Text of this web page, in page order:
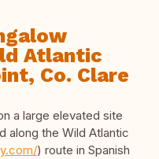
Atlantic
Co. Clare
a large elevated site
along the Wild Atlantic
) route in Spanish